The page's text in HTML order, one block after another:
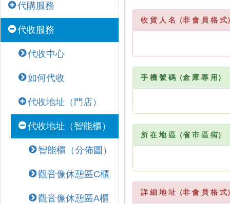
代購服務
代收服務
代收中心
如何代收
代收地址（門店）
代收地址（智能櫃）
智能櫃（分佈圖）
觀音像休憩區C櫃
觀音像休憩區A櫃
收 貨 人 名（非 會 員 格 式
手 機 號 碼（倉 庫 專 用）
所 在 地 區（省 巿 區 街）
詳 細 地 址（非 會 員 格 式